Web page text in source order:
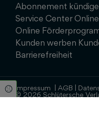
Abonnement
Service Center Online
Online
Kunden werben
Barrierefreiheit
Impressum AGB
© 2026 Schlütersche
Cookie Einstellungen